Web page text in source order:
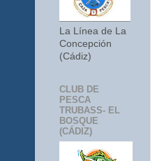
La Línea de La
Concepción
(Cádiz)
CLUB DE
PESCA
TRUBASS- EL
BOSQUE
(CÁDIZ)